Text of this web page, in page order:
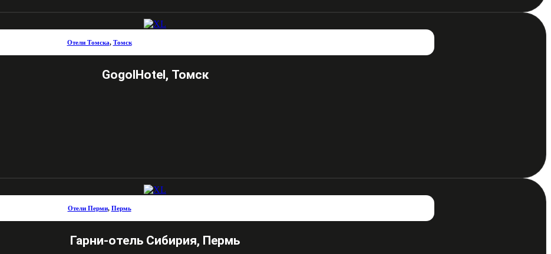
Отели Томска, Томск
GogolHotel, Томск
Отели Перми, Пермь
Гарни-отель Сибирия, Пермь